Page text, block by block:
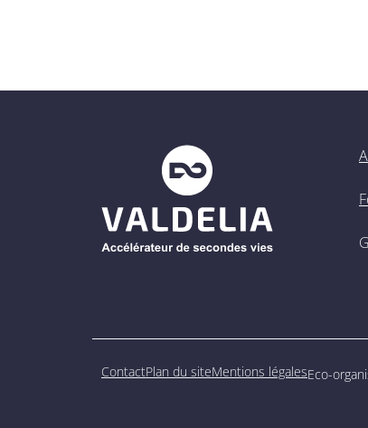
ContactPlan du siteMentions légalesEco-